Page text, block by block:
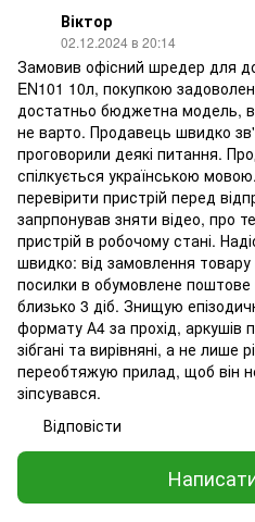
Віктор
02.12.2024 в 20:14
Замовив офісний шредер для
EN101 10л, покупкою
достатньо бюджетна модель,
не варто. Продавець швидко
проговорили деякі питання.
спілкується українською
перевірити пристрій перед
запрпонував зняти відео, про
пристрій в робочому стані.
швидко: від замовлення
посилки в обумовлене поштове
близько 3 діб. Знищую
формату А4 за прохід, аркушів
зібгані та вирівняні, а не лише
переобтяжую прилад, щоб він
зіпсувався.
Відповісти